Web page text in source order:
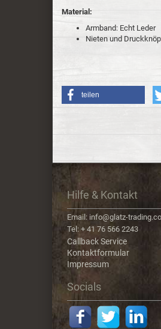
Material:
Armband: Echt Leder
Nieten und
teilen
Hilfe & Kontakt
Email: info@glatz-
Tel: + 41 76 566 2243
Callback Service
Kontaktformular
Impressum
Socials